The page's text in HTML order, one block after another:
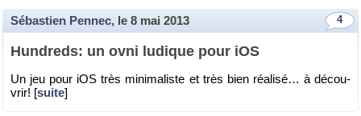
4
Sébastien Pennec, le 8 mai 2013
Hun­dreds: un ovni lu­dique pour iOS
Un jeu pour iOS très mi­ni­ma­liste et très bien réa­lisé… à dé­cou­
vrir! [suite]